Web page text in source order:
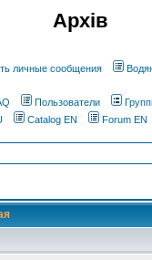
Архів
личные сообщения
Пользователи
Catalog EN Forum EN